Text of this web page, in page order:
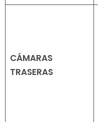
CÁMARAS
TRASERAS